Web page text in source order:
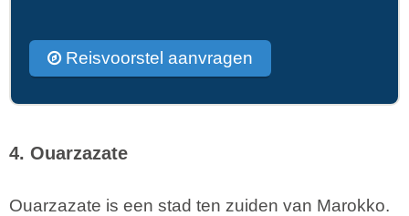
Reisvoorstel aanvragen
4. Ouarzazate
Ouarzazate is een stad ten zuiden van Marokko.